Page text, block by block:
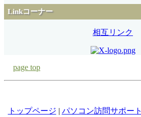
Linkコーナー
相互リンク
page top
トップページ | パソコン訪問サポート